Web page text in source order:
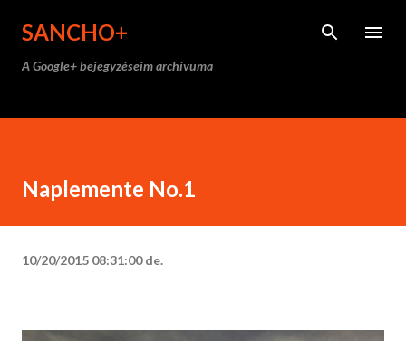
SANCHO+
A Google+ bejegyzéseim archívuma
Naplemente No.1
10/20/2015 08:31:00 de.